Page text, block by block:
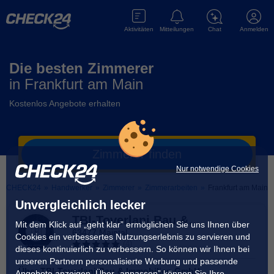
Nur notwendige Cookies
Unvergleichlich lecker
Mit dem Klick auf „geht klar” ermöglichen Sie uns Ihnen über
Cookies ein verbessertes Nutzungserlebnis zu servieren und
dieses kontinuierlich zu verbessern. So können wir Ihnen bei
unseren Partnern personalisierte Werbung und passende
Anmelden
Chat
Mitteilungen
Aktivitäten
Die besten Zimmerer
in Frankfurt am Main
Kostenlos Angebote erhalten
Zimmererfinden
TBI-Toverlani Bau &
Immobilien GmbH
63477 Maintal
ÜberTBI-Toverlani Bau & Immobilien GmbH